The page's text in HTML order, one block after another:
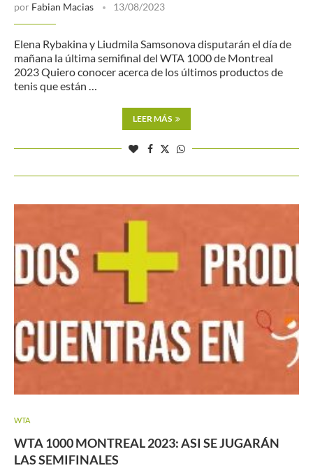
por Fabian Macias 13/08/2023
Elena Rybakina y Liudmila Samsonova disputarán el día de
mañana la última semifinal del WTA 1000 de Montreal
2023 Quiero conocer acerca de los últimos productos de
tenis que están …
LEER MÁS
WTA
WTA 1000 MONTREAL 2023: ASI SE JUGARÁN
LAS SEMIFINALES